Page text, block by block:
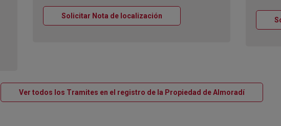
Solicitar Nota de localizaciónVentana nueva
Ver todos los Tramites en el registro de la Propiedad de AlmoradíVentana